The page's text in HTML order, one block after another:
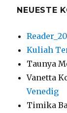
NEUESTE
Kuliah
Taunya
Vanetta
Venedig
Timika